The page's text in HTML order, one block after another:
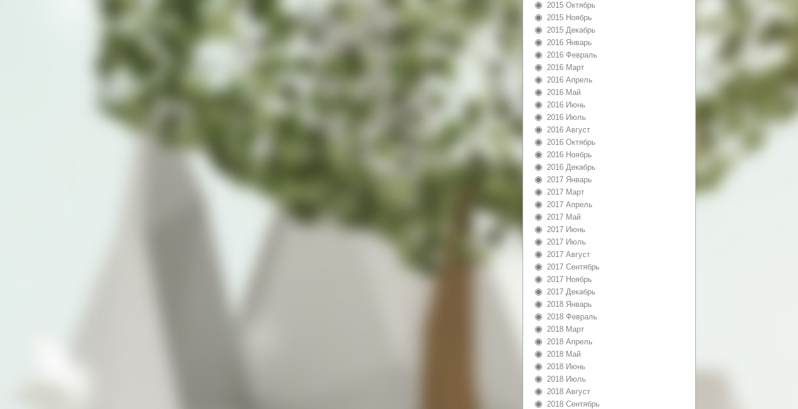
2015 Октябрь
2015 Ноябрь
2015 Декабрь
2016 Январь
2016 Февраль
2016 Март
2016 Апрель
2016 Май
2016 Июнь
2016 Июль
2016 Август
2016 Октябрь
2016 Ноябрь
2016 Декабрь
2017 Январь
2017 Март
2017 Апрель
2017 Май
2017 Июнь
2017 Июль
2017 Август
2017 Сентябрь
2017 Ноябрь
2017 Декабрь
2018 Январь
2018 Февраль
2018 Март
2018 Апрель
2018 Май
2018 Июнь
2018 Июль
2018 Август
2018 Сентябрь